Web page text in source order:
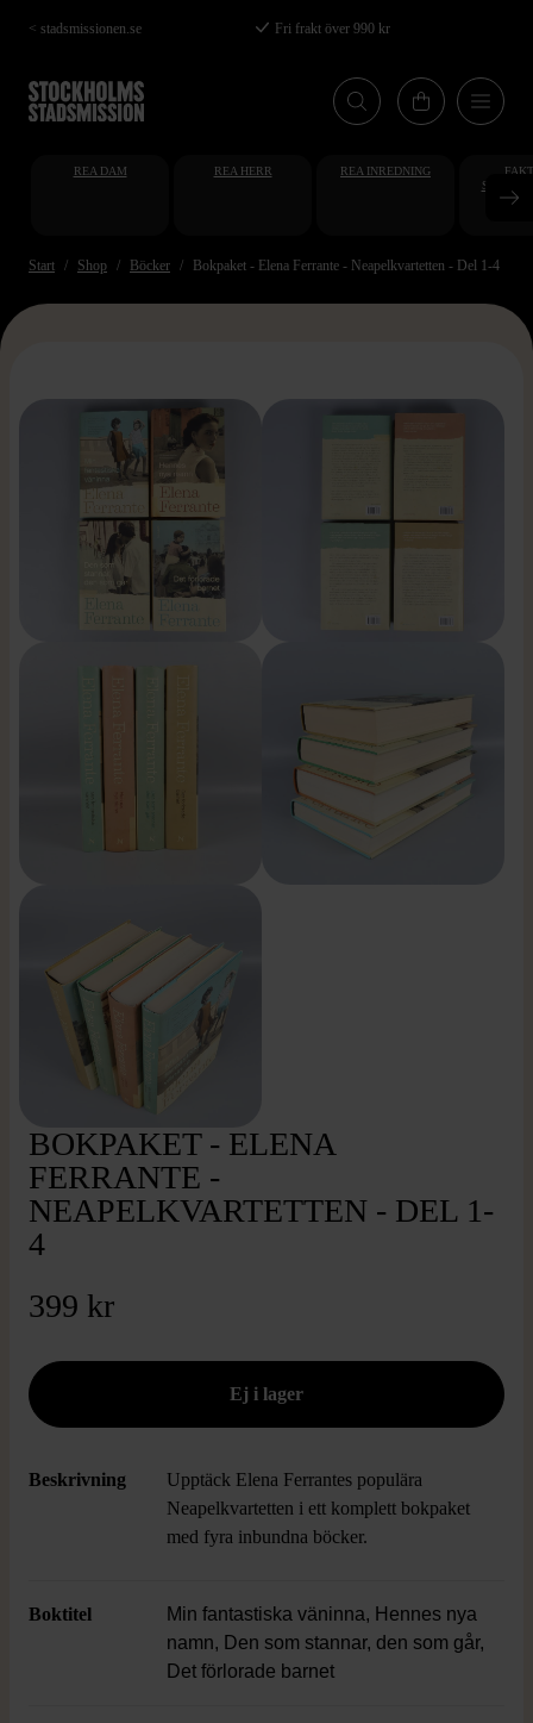
Hoppa
till
huvudinnehåll
< stadsmissionen.se Fri frakt över 990 kr
REA DAM REA HERR REA INREDNING
Start Shop Böcker Bokpaket - Elena Ferrante - Neapelkvartetten - Del 1-4
>
BOKPAKET - ELENA
FERRANTE -
NEAPELKVARTETTEN - DEL 1-
4
399 kr
Beskrivning
Upptäck Elena Ferrantes populära
Neapelkvartetten i ett komplett bokpaket
med fyra inbundna böcker.
Boktitel
Min fantastiska väninna, Hennes nya
namn, Den som stannar, den som går,
Det förlorade barnet